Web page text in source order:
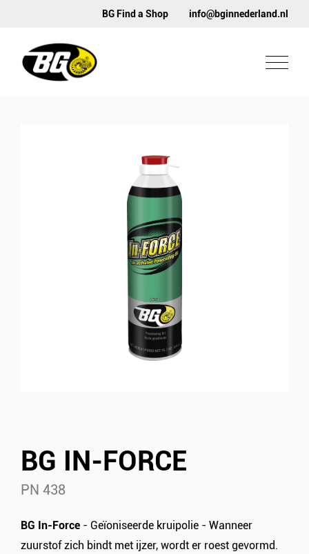
BG Find a Shop info@bginnederland.nl
BG IN-FORCE
PN 438
BG In-Force - Geïoniseerde kruipolie - Wanneer
zuurstof zich bindt met ijzer, wordt er roest gevormd.